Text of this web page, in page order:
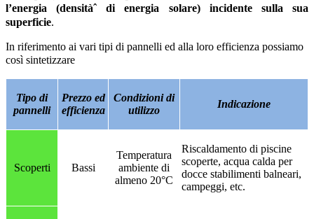
l’energia (densitàˆ di energia solare) incidente sulla sua
superficie.
In riferimento ai vari tipi di pannelli ed alla loro efficienza possiamo
così sintetizzare
Tipo di
pannelli
Prezzo ed
efficienza
Condizioni di
utilizzo
Indicazione
Scoperti Bassi
Temperatura
ambiente di
almeno 20°C
Riscaldamento di piscine
scoperte, acqua calda per
docce stabilimenti balneari,
campeggi, etc.